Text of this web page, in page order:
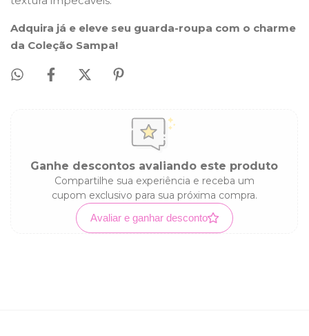
Adquira já e eleve seu guarda-roupa com o charme
da Coleção Sampa!
Ganhe descontos avaliando este produto
Compartilhe sua experiência e receba um
cupom exclusivo para sua próxima compra.
Avaliar e ganhar desconto